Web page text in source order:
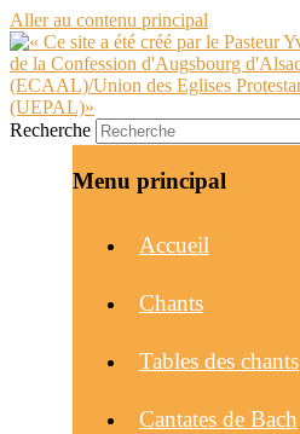
Aller au contenu principal
Recherche
Menu principal
Accueil
Chants
Tables des chants
Cantates de Bach